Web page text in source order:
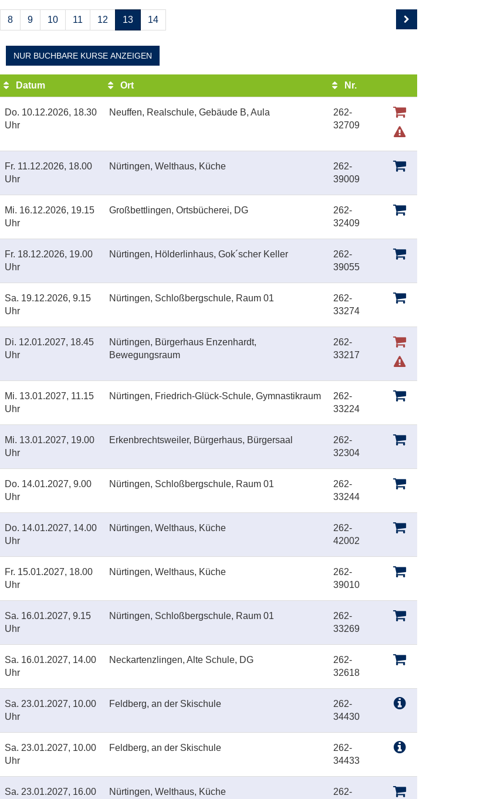
Seiten
blättern
8 9 10 11 12 13 14
NUR BUCHBARE KURSE ANZEIGEN
Datum Ort
Nr.
Kursstatus
Do. 10.12.2026, 18.30
Uhr
Neuffen, Realschule, Gebäude B, Aula
262-
32709
Fr. 11.12.2026, 18.00
Uhr
Nürtingen, Welthaus, Küche
262-
39009
Mi. 16.12.2026, 19.15
Uhr
Großbettlingen, Ortsbücherei, DG
262-
32409
Fr. 18.12.2026, 19.00
Uhr
Nürtingen, Hölderlinhaus, Gok´scher Keller
262-
39055
Sa. 19.12.2026, 9.15
Uhr
Nürtingen, Schloßbergschule, Raum 01
262-
33274
Di. 12.01.2027, 18.45
Uhr
Nürtingen, Bürgerhaus Enzenhardt,
Bewegungsraum
262-
33217
Mi. 13.01.2027, 11.15
Uhr
Nürtingen, Friedrich-Glück-Schule, Gymnastikraum
262-
33224
Mi. 13.01.2027, 19.00
Uhr
Erkenbrechtsweiler, Bürgerhaus, Bürgersaal
262-
32304
Do. 14.01.2027, 9.00
Uhr
Nürtingen, Schloßbergschule, Raum 01
262-
33244
Do. 14.01.2027, 14.00
Uhr
Nürtingen, Welthaus, Küche
262-
42002
Fr. 15.01.2027, 18.00
Uhr
Nürtingen, Welthaus, Küche
262-
39010
Sa. 16.01.2027, 9.15
Uhr
Nürtingen, Schloßbergschule, Raum 01
262-
33269
Sa. 16.01.2027, 14.00
Uhr
Neckartenzlingen, Alte Schule, DG
262-
32618
Sa. 23.01.2027, 10.00
Uhr
Feldberg, an der Skischule
262-
34430
Sa. 23.01.2027, 10.00
Uhr
Feldberg, an der Skischule
262-
34433
Sa. 23.01.2027, 16.00
Nürtingen, Welthaus, Küche
262-